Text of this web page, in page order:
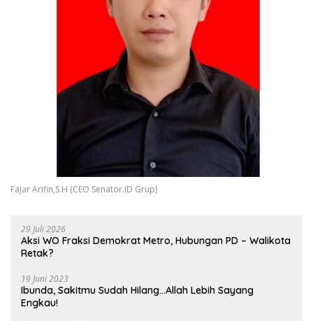
Fajar Arifin,S.H (CEO Senator.ID Grup)
29 Juli 2026
Aksi WO Fraksi Demokrat Metro, Hubungan PD – Walikota
Retak?
19 Juni 2023
Ibunda, Sakitmu Sudah Hilang…Allah Lebih Sayang
Engkau!